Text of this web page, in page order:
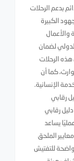
بدعم الرحلات
الكبيرة
والأعمال
لضمان
هذه الرحلات
كما أن
الإنسانية.
رقابي
رقابي
يساعد
الملحق
للتفتيش